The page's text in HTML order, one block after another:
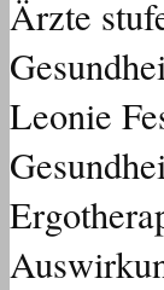
Ärzte
Leonie